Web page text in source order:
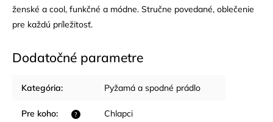
ženské a cool, funkčné a módne. Stručne povedané, oblečenie
pre každú príležitosť.
Dodatočné parametre
Kategória: Pyžamá a spodné prádlo
?
Pre koho: Chlapci